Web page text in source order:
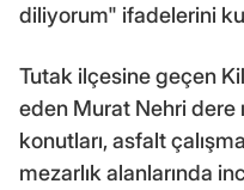
diliyorum" ifadelerini
Tutak ilçesine geçen
eden Murat Nehri dere
konutları, asfalt
mezarlık alanlarında